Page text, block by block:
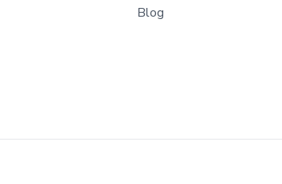
Blog